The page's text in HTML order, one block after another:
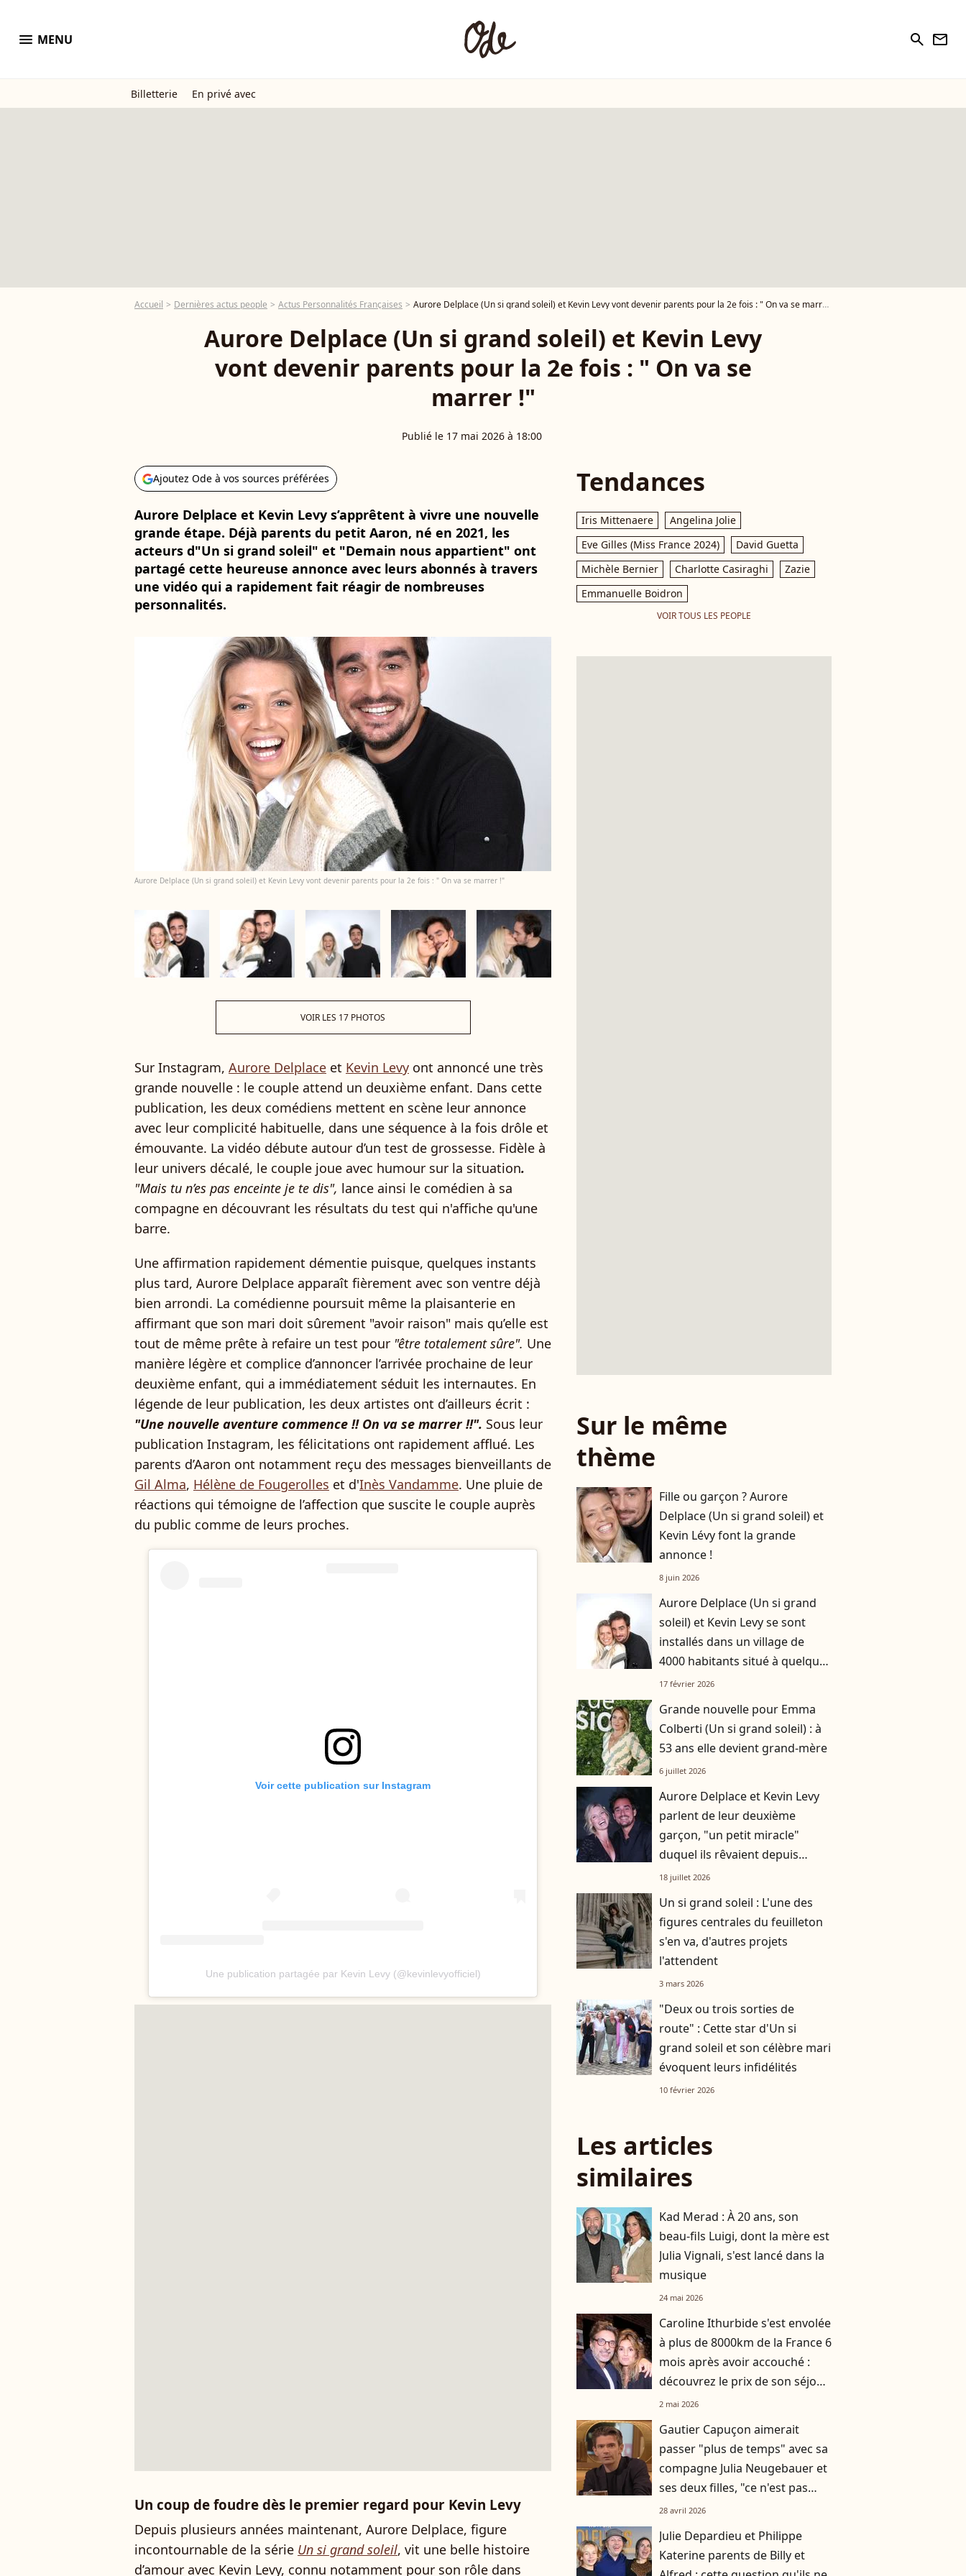
menu MENU search newsletter
Billetterie En privé avec
Accueil Dernières actus people Actus Personnalités Françaises Aurore Delplace (Un si grand soleil) et Kevin Levy vont devenir parents pour la 2e fois : " On va se marrer !"
Aurore Delplace (Un si grand soleil) et Kevin Levy
vont devenir parents pour la 2e fois : " On va se
marrer !"
Publié le 17 mai 2026 à 18:00
Ajoutez Ode à vos sources préférées
Aurore Delplace et Kevin Levy s’apprêtent à vivre une nouvelle
grande étape. Déjà parents du petit Aaron, né en 2021, les
acteurs d"Un si grand soleil" et "Demain nous appartient" ont
partagé cette heureuse annonce avec leurs abonnés à travers
une vidéo qui a rapidement fait réagir de nombreuses
personnalités.
Aurore Delplace (Un si grand soleil) et Kevin Levy vont devenir parents pour la 2e fois : " On va se marrer !"
VOIR LES 17 PHOTOS
Sur Instagram, Aurore Delplace et Kevin Levy ont annoncé une très
grande nouvelle : le couple attend un deuxième enfant. Dans cette
publication, les deux comédiens mettent en scène leur annonce
avec leur complicité habituelle, dans une séquence à la fois drôle et
émouvante. La vidéo débute autour d’un test de grossesse. Fidèle à
leur univers décalé, le couple joue avec humour sur la situation.
"Mais tu n’es pas enceinte je te dis", lance ainsi le comédien à sa
compagne en découvrant les résultats du test qui n'affiche qu'une
barre.
Une affirmation rapidement démentie puisque, quelques instants
plus tard, Aurore Delplace apparaît fièrement avec son ventre déjà
bien arrondi. La comédienne poursuit même la plaisanterie en
affirmant que son mari doit sûrement "avoir raison" mais qu’elle est
tout de même prête à refaire un test pour "être totalement sûre". Une
manière légère et complice d’annoncer l’arrivée prochaine de leur
deuxième enfant, qui a immédiatement séduit les internautes. En
légende de leur publication, les deux artistes ont d’ailleurs écrit :
"Une nouvelle aventure commence !! On va se marrer !!". Sous leur
publication Instagram, les félicitations ont rapidement afflué. Les
parents d’Aaron ont notamment reçu des messages bienveillants de
Gil Alma, Hélène de Fougerolles et d'Inès Vandamme. Une pluie de
réactions qui témoigne de l’affection que suscite le couple auprès
du public comme de leurs proches.
Voir cette publication sur Instagram
Une publication partagée par Kevin Levy (@kevinlevyofficiel)
Un coup de foudre dès le premier regard pour Kevin Levy
Depuis plusieurs années maintenant, Aurore Delplace, figure
incontournable de la série Un si grand soleil, vit une belle histoire
d’amour avec Kevin Levy, connu notamment pour son rôle dans
Tendances
Iris Mittenaere
Angelina Jolie
Eve Gilles (Miss France 2024)
David Guetta
Michèle Bernier
Charlotte Casiraghi
Zazie
Emmanuelle Boidron
VOIR TOUS LES PEOPLE
Sur le même
thème
Fille ou garçon ? Aurore
Delplace (Un si grand soleil) et
Kevin Lévy font la grande
annonce !
8 juin 2026
Aurore Delplace (Un si grand
soleil) et Kevin Levy se sont
installés dans un village de
4000 habitants situé à quelques
kilomètre de la métropole la
17 février 2026
Grande nouvelle pour Emma
Colberti (Un si grand soleil) : à
53 ans elle devient grand-mère
6 juillet 2026
Aurore Delplace et Kevin Levy
parlent de leur deuxième
garçon, "un petit miracle"
duquel ils rêvaient depuis
longtemps
18 juillet 2026
Un si grand soleil : L'une des
figures centrales du feuilleton
s'en va, d'autres projets
l'attendent
3 mars 2026
"Deux ou trois sorties de
route" : Cette star d'Un si
grand soleil et son célèbre mari
évoquent leurs infidélités
10 février 2026
Les articles
similaires
Kad Merad : À 20 ans, son
beau-fils Luigi, dont la mère est
Julia Vignali, s'est lancé dans la
musique
24 mai 2026
Caroline Ithurbide s'est envolée
à plus de 8000km de la France 6
mois après avoir accouché :
découvrez le prix de son séjour
paradisiaque
2 mai 2026
Gautier Capuçon aimerait
passer "plus de temps" avec sa
compagne Julia Neugebauer et
ses deux filles, "ce n'est pas
facile"
28 avril 2026
Julie Depardieu et Philippe
Katerine parents de Billy et